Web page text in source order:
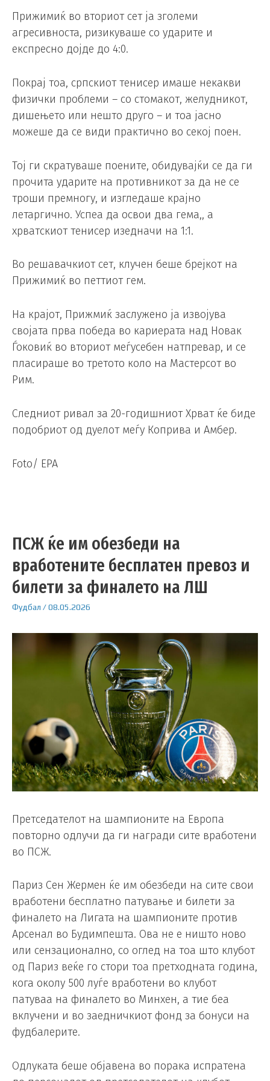
Прижимиќ во вториот сет ја зголеми
агресивноста, ризикуваше со ударите и
експресно дојде до 4:0.
Покрај тоа, српскиот тенисер имаше некакви
физички проблеми – со стомакот, желудникот,
дишењето или нешто друго – и тоа јасно
можеше да се види практично во секој поен.
Тој ги скратуваше поените, обидувајќи се да ги
прочита ударите на противникот за да не се
троши премногу, и изгледаше крајно
летаргично. Успеа да освои два гема,, а
хрватскиот тенисер изедначи на 1:1.
Во решавачкиот сет, клучен беше брејкот на
Прижимиќ во петтиот гем.
На крајот, Прижмиќ заслужено ја извојува
својата прва победа во кариерата над Новак
Ѓоковиќ во вториот меѓусебен натпревар, и се
пласираше во третото коло на Мастерсот во
Рим.
Следниот ривал за 20-годишниот Хрват ќе биде
подобриот од дуелот меѓу Коприва и Амбер.
Foto/ EPA
ПСЖ ќе им обезбеди на
вработените бесплатен превоз и
билети за финалето на ЛШ
Фудбал /08.05.2026
Претседателот на шампионите на Европа
повторно одлучи да ги награди сите вработени
во ПСЖ.
Париз Сен Жермен ќе им обезбеди на сите свои
вработени бесплатно патување и билети за
финалето на Лигата на шампионите против
Арсенал во Будимпешта. Ова не е ништо ново
или сензационално, со оглед на тоа што клубот
од Париз веќе го стори тоа претходната година,
кога околу 500 луѓе вработени во клубот
патуваа на финалето во Минхен, а тие беа
вклучени и во заедничкиот фонд за бонуси на
фудбалерите.
Одлуката беше објавена во порака испратена